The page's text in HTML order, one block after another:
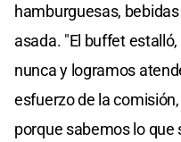
hamburguesas,
asada. "El buffet
nunca y logramos
esfuerzo de la
porque sabemos lo que